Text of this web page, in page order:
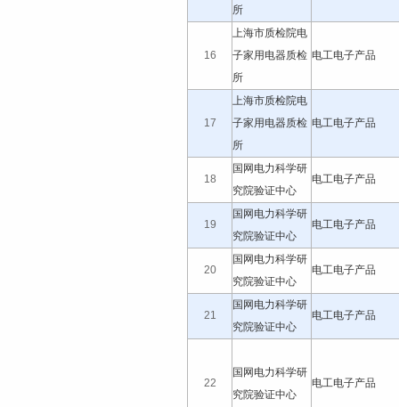
所
16
上海市质检院电
子家用电器质检
所
电工电子产品
17
上海市质检院电
子家用电器质检
所
电工电子产品
18
国网电力科学研
究院验证中心
电工电子产品
19
国网电力科学研
究院验证中心
电工电子产品
20
国网电力科学研
究院验证中心
电工电子产品
21
国网电力科学研
究院验证中心
电工电子产品
22
国网电力科学研
究院验证中心
电工电子产品